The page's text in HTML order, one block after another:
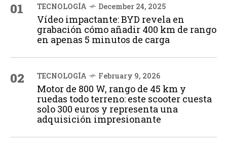
01 TECNOLOGÍA December 24, 2025
Vídeo impactante: BYD revela en
grabación cómo añadir 400 km de rango
en apenas 5 minutos de carga
02 TECNOLOGÍA February 9, 2026
Motor de 800 W, rango de 45 km y
ruedas todo terreno: este scooter cuesta
solo 300 euros y representa una
adquisición impresionante